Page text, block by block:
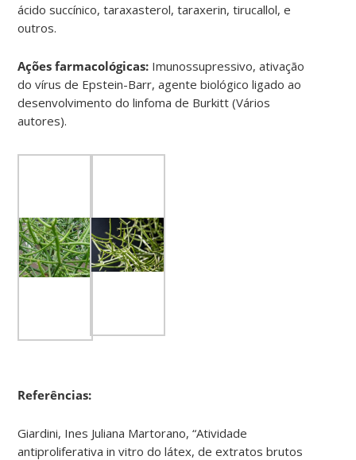
ácido succínico, taraxasterol, taraxerin, tirucallol, e
outros.
Ações farmacológicas: Imunossupressivo, ativação
do vírus de Epstein-Barr, agente biológico ligado ao
desenvolvimento do linfoma de Burkitt (Vários
autores).
Referências:
Giardini, Ines Juliana Martorano, “Atividade
antiproliferativa in vitro do látex, de extratos brutos